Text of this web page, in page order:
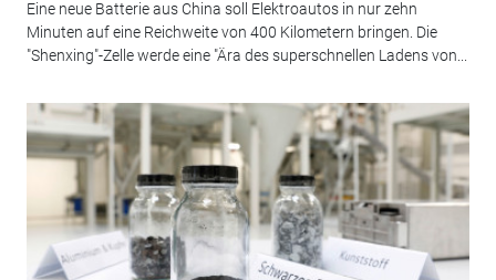
Eine neue Batterie aus China soll Elektroautos in nur zehn
Minuten auf eine Reichweite von 400 Kilometern bringen. Die
"Shenxing"-Zelle werde eine "Ära des superschnellen Ladens von...